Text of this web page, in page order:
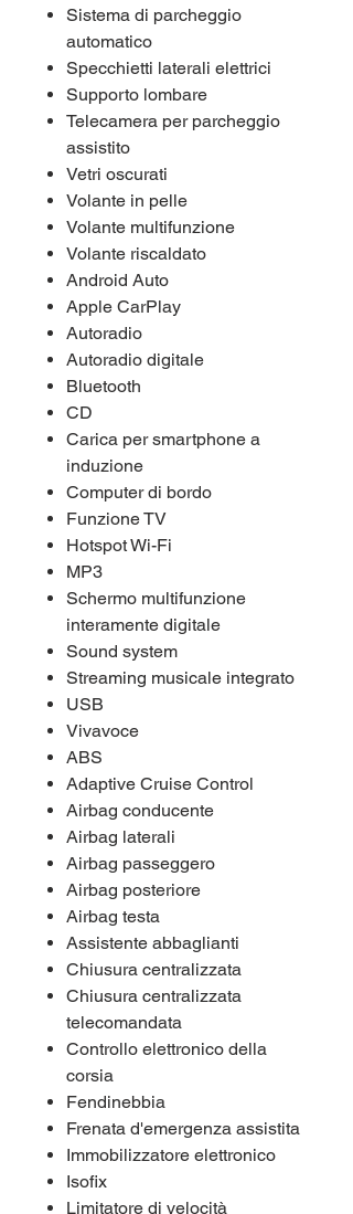
Sistema di parcheggio
automatico
Specchietti laterali elettrici
Supporto lombare
Telecamera per parcheggio
assistito
Vetri oscurati
Volante in pelle
Volante multifunzione
Volante riscaldato
Android Auto
Apple CarPlay
Autoradio
Autoradio digitale
Bluetooth
CD
Carica per smartphone a
induzione
Computer di bordo
Funzione TV
Hotspot Wi-Fi
MP3
Schermo multifunzione
interamente digitale
Sound system
Streaming musicale integrato
USB
Vivavoce
ABS
Adaptive Cruise Control
Airbag conducente
Airbag laterali
Airbag passeggero
Airbag posteriore
Airbag testa
Assistente abbaglianti
Chiusura centralizzata
Chiusura centralizzata
telecomandata
Controllo elettronico della
corsia
Fendinebbia
Frenata d'emergenza assistita
Immobilizzatore elettronico
Isofix
Limitatore di velocità